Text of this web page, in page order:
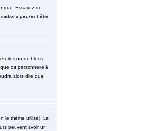
Essayez de
peuvent être
ou de blocs
ou personnelle à
alors dire que
le thème utilisé). La
peuvent avoir un